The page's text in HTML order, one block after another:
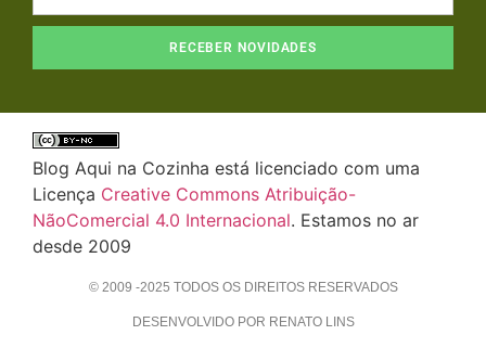
RECEBER NOVIDADES
Blog Aqui na Cozinha está licenciado com uma
Licença Creative Commons Atribuição-
NãoComercial 4.0 Internacional. Estamos no ar
desde 2009
© 2009 -2025 TODOS OS DIREITOS RESERVADOS
DESENVOLVIDO POR RENATO LINS